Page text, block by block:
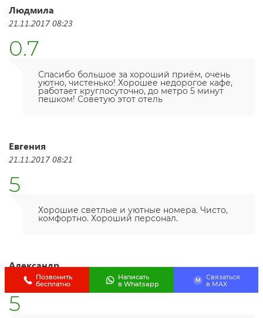
Людмила
21.11.2017 08:23
0.7
Спасибо большое за хороший приём, очень
уютно, чистенько! Хорошее недорогое кафе,
работает круглосуточно, до метро 5 минут
пешком! Советую этот отель
Евгения
21.11.2017 08:21
5
Хорошие светлые и уютные номера. Чисто,
комфортно. Хороший персонал.
Александр
16.09.2017 05:49
5
Позвонить
бесплатно
Написать
в Whatsapp
M
Связаться
в МАХ